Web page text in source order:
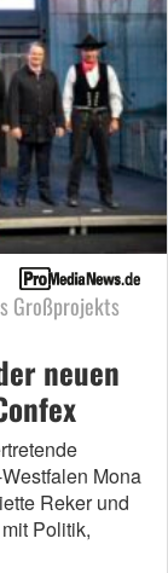
Großprojekts
neuen
Mona
Reker und
Politik,